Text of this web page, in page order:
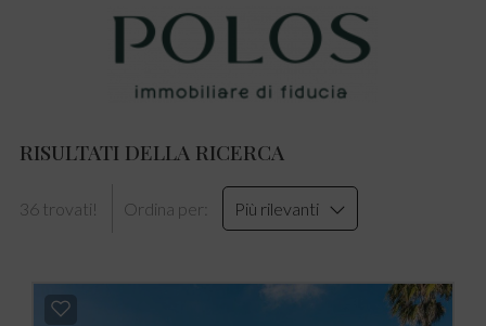
RISULTATI DELLA RICERCA
36 trovati! Ordina per: Più rilevanti